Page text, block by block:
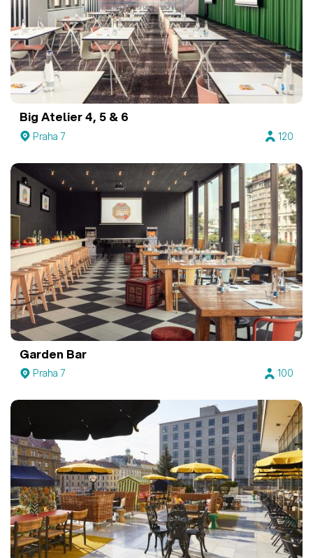
Big Atelier 4, 5 & 6
Praha 7 120
Garden Bar
Praha 7 100